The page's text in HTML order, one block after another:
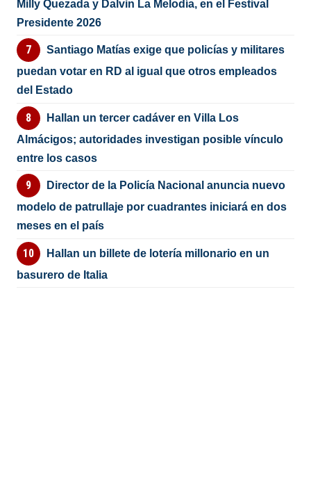
Milly Quezada y Dalvin La Melodía, en el Festival
Presidente 2026
Santiago Matías exige que policías y militares
puedan votar en RD al igual que otros empleados
del Estado
Hallan un tercer cadáver en Villa Los
Almácigos; autoridades investigan posible vínculo
entre los casos
Director de la Policía Nacional anuncia nuevo
modelo de patrullaje por cuadrantes iniciará en dos
meses en el país
Hallan un billete de lotería millonario en un
basurero de Italia